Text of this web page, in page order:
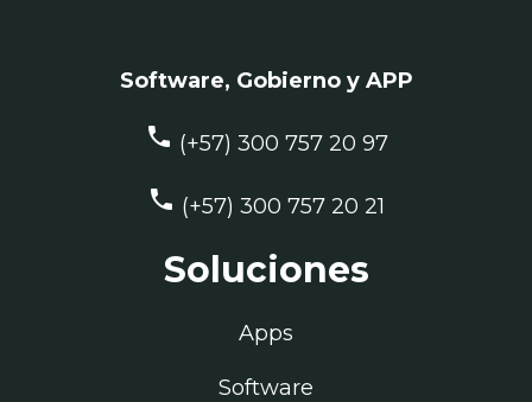
Software, Gobierno y APP
phone (+57) 300 757 20 97
phone (+57) 300 757 20 21
Soluciones
Apps
Software